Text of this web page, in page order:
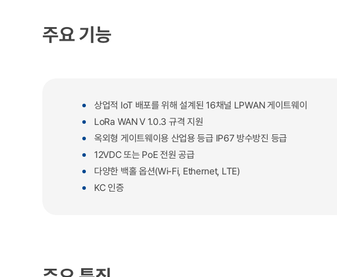
주요 기능
상업적 IoT 배포를 위해 설계된 16채널 LPWAN 게이트웨이
LoRa WAN V 1.0.3 규격 지원
옥외형 게이트웨이용 산업용 등급 IP67 방수방진 등급
12VDC 또는 PoE 전원 공급
다양한 백홀 옵션(Wi-Fi, Ethernet, LTE)
KC 인증